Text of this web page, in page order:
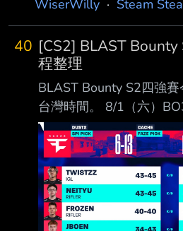
WiserWilly · Steam
40 [CS2] BLAST
程整理
BLAST Bounty S2四強
台灣時間。 8/1（六）
Spirit（進行中） 正式
Dust2 Spirit選圖
選圖 Map 3 Anubis 決
vs MOUZ 第二場為接續
後； 選圖尚未公布。 8/
BO5 官方直播：